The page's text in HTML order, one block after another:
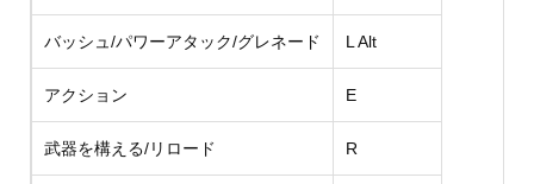
バッシュ/パワーアタック/グレネード L Alt
アクション E
武器を構える/リロード R